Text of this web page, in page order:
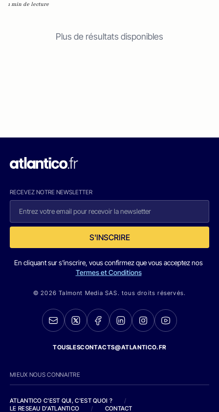
1 min de lecture
Plus de résultats disponibles
RECEVEZ NOTRE NEWSLETTER
S'INSCRIRE
En cliquant sur s'inscrire, vous confirmez que vous acceptez nos
Termes et Conditions
© 2026 Talmont Media SAS. tous droits réservés.
TOUSLESCONTACTS@ATLANTICO.FR
MIEUX NOUS CONNAITRE
ATLANTICO C'EST QUI, C'EST QUOI ?
/
LE RESEAU D'ATLANTICO
/ CONTACT